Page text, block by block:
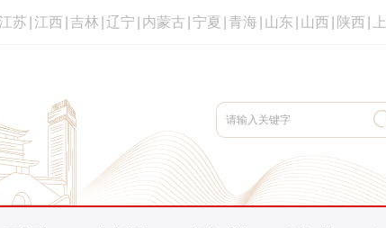
苏 江西 吉林 辽宁 内蒙古 宁夏 青海 山东 山西 陕西